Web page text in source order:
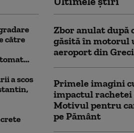
către
a scos
Zbor anulat după
găsită în motorul
aeroport din
Primele imagini
impactul rachetei
Motivul pentru
pe Pământ